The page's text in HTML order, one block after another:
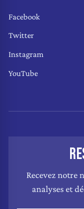
Facebook
Twitter
Instagram
YouTube
Recevez notre
analyses et